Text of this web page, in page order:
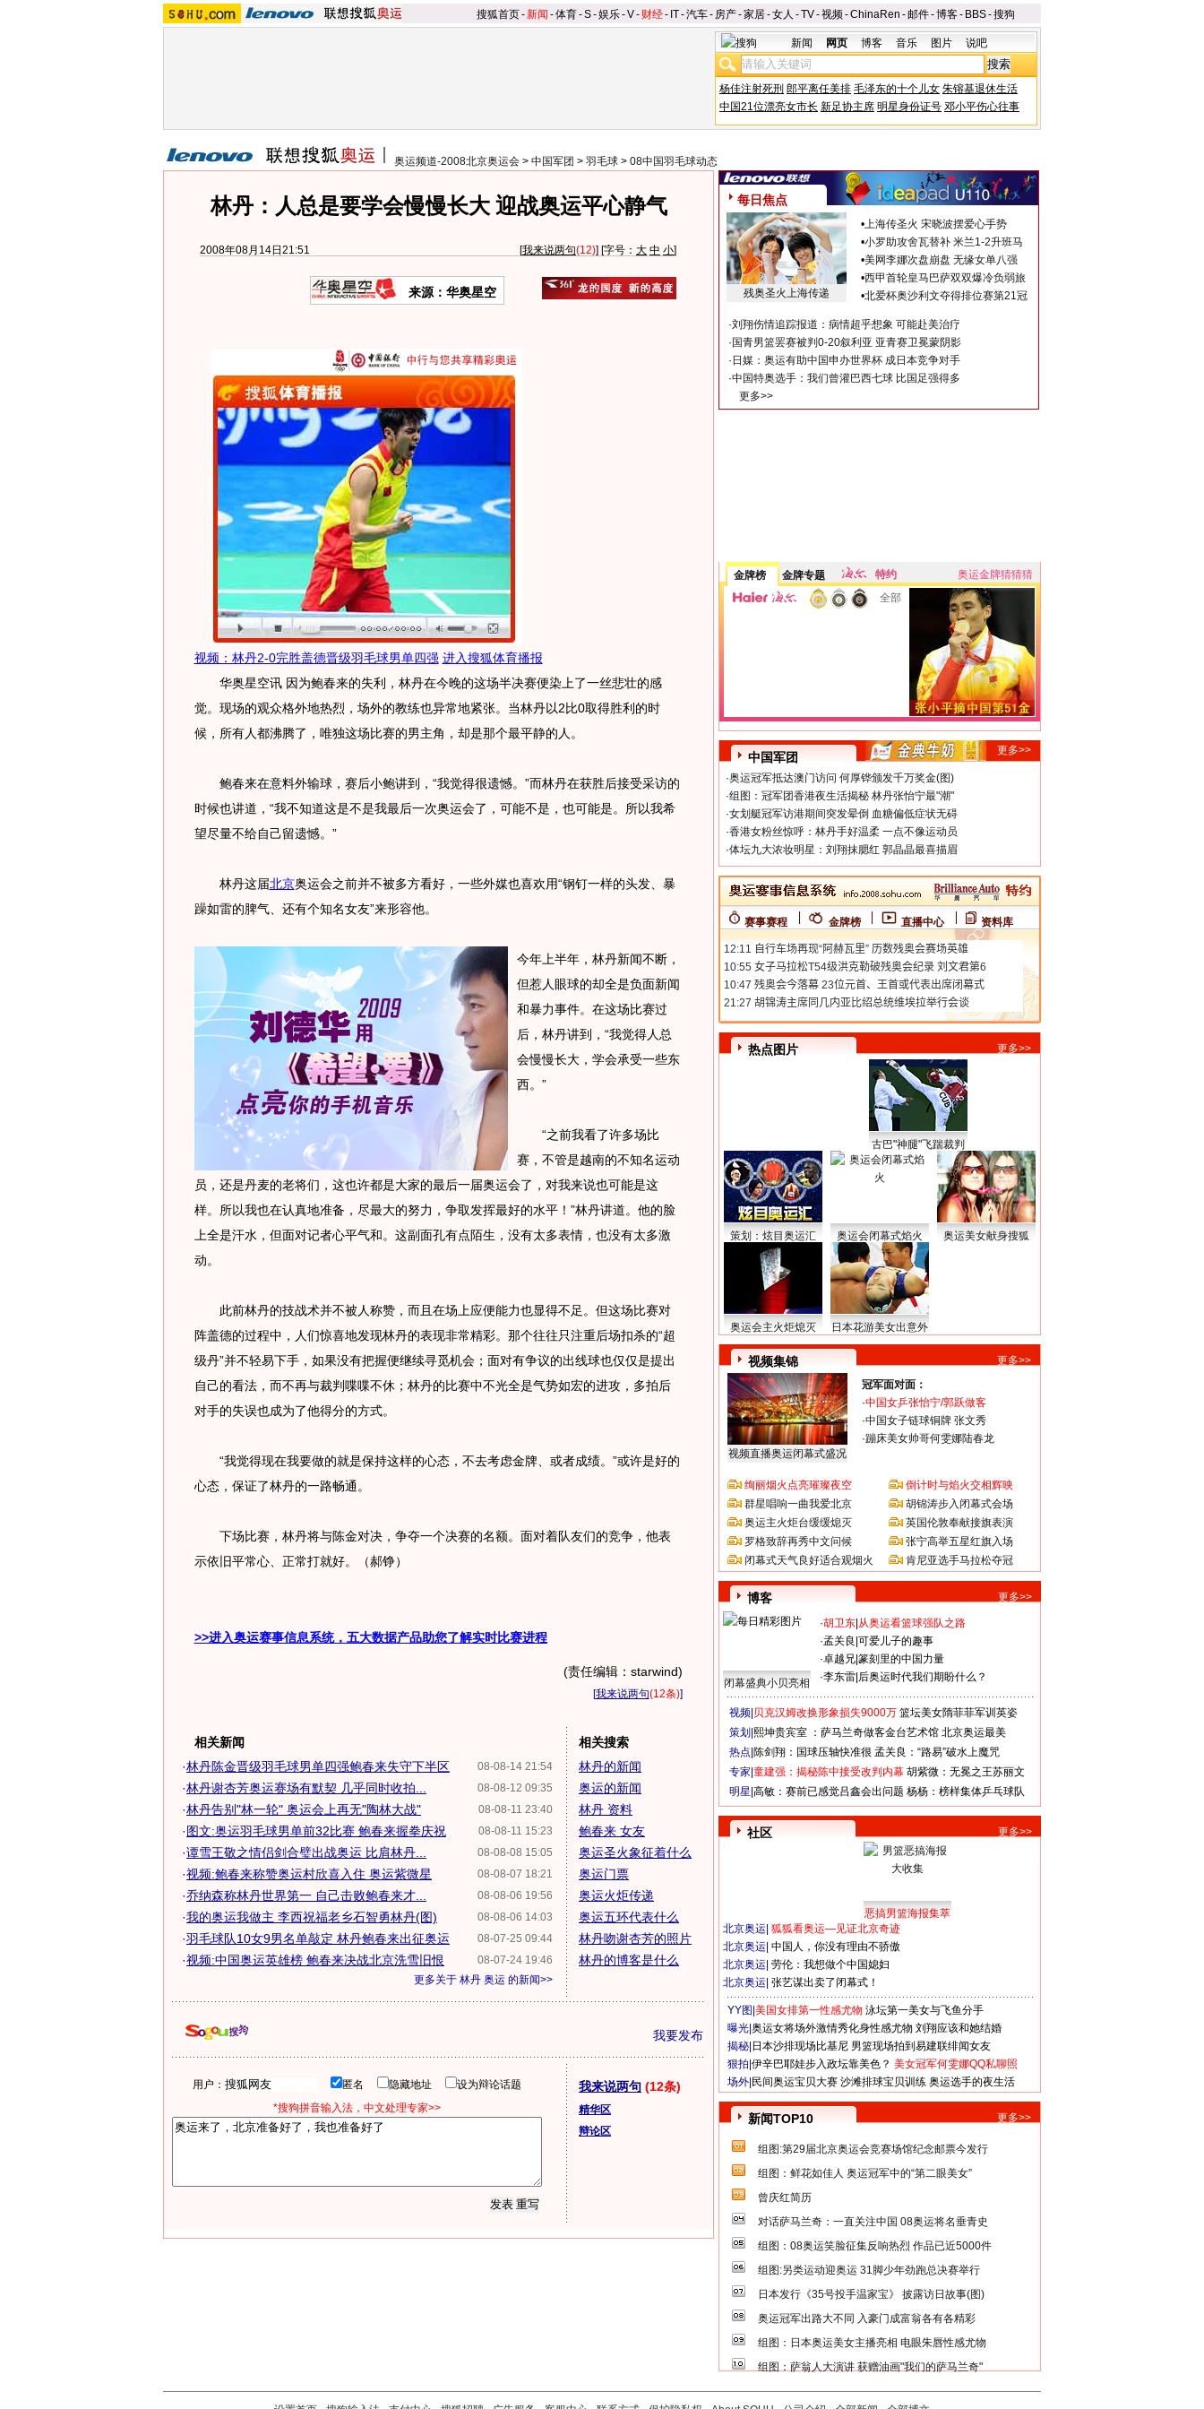
搜狐首页-新闻 -体育-S-娱乐-V- 财经- IT-汽车- 房产-家居-女人 -TV-视频-ChinaRen -邮件-博客- BBS-搜狗
新闻 网页 博客 音乐 图片 说吧
杨佳注射死刑 郎平离任美排 毛泽东的十个儿女 朱镕基退休生活
中国21位漂亮女市长 新足协主席 明星身份证号 邓小平伤心往事
奥运频道-2008北京奥运会 > 中国军团 > 羽毛球 > 08中国羽毛球动态
林丹：人总是要学会慢慢长大 迎战奥运平心静气
2008年08月14日21:51 [我来说两句(12)] [字号： 大 中 小]
来源：华奥星空
视频：林丹2-0完胜盖德晋级羽毛球男单四强 进入搜狐体育播报
华奥星空讯 因为鲍春来的失利，林丹在今晚的这场半决赛便染上了一丝悲壮的感
觉。现场的观众格外地热烈，场外的教练也异常地紧张。当林丹以2比0取得胜利的时
候，所有人都沸腾了，唯独这场比赛的男主角，却是那个最平静的人。
鲍春来在意料外输球，赛后小鲍讲到，“我觉得很遗憾。”而林丹在获胜后接受采访的
时候也讲道，“我不知道这是不是我最后一次奥运会了，可能不是，也可能是。所以我希
望尽量不给自己留遗憾。”
林丹这届北京奥运会之前并不被多方看好，一些外媒也喜欢用“钢钉一样的头发、暴
躁如雷的脾气、还有个知名女友”来形容他。
今年上半年，林丹新闻不断，
但惹人眼球的却全是负面新闻
和暴力事件。在这场比赛过
后，林丹讲到，“我觉得人总
会慢慢长大，学会承受一些东
西。”
“之前我看了许多场比
赛，不管是越南的不知名运动
员，还是丹麦的老将们，这也许都是大家的最后一届奥运会了，对我来说也可能是这
样。所以我也在认真地准备，尽最大的努力，争取发挥最好的水平！”林丹讲道。他的脸
上全是汗水，但面对记者心平气和。这副面孔有点陌生，没有太多表情，也没有太多激
动。
此前林丹的技战术并不被人称赞，而且在场上应便能力也显得不足。但这场比赛对
阵盖德的过程中，人们惊喜地发现林丹的表现非常精彩。那个往往只注重后场扣杀的“超
级丹”并不轻易下手，如果没有把握便继续寻觅机会；面对有争议的出线球也仅仅是提出
自己的看法，而不再与裁判喋喋不休；林丹的比赛中不光全是气势如宏的进攻，多拍后
对手的失误也成为了他得分的方式。
“我觉得现在我要做的就是保持这样的心态，不去考虑金牌、或者成绩。”或许是好的
心态，保证了林丹的一路畅通。
下场比赛，林丹将与陈金对决，争夺一个决赛的名额。面对着队友们的竞争，他表
示依旧平常心、正常打就好。（郝铮）
>>进入奥运赛事信息系统，五大数据产品助您了解实时比赛进程
(责任编辑：starwind)
[我来说两句(12条)]
相关新闻
08-08-14 21:54
·林丹陈金晋级羽毛球男单四强鲍春来失守下半区
08-08-12 09:35
·林丹谢杏芳奥运赛场有默契 几乎同时收拍...
08-08-11 23:40
·林丹告别"林一轮" 奥运会上再无"陶林大战"
08-08-11 15:23
·图文:奥运羽毛球男单前32比赛 鲍春来握拳庆祝
08-08-08 15:05
·谭雪王敬之情侣剑合璧出战奥运 比肩林丹...
08-08-07 18:21
·视频:鲍春来称赞奥运村欣喜入住 奥运紫微星
08-08-06 19:56
·乔纳森称林丹世界第一 自己击败鲍春来才...
08-08-06 14:03
·我的奥运我做主 李西祝福老乡石智勇林丹(图)
08-07-25 09:44
·羽毛球队10女9男名单敲定 林丹鲍春来出征奥运
08-07-24 19:46
·视频:中国奥运英雄榜 鲍春来决战北京洗雪旧恨
更多关于 林丹 奥运 的新闻>>
相关搜索
林丹的新闻
奥运的新闻
林丹 资料
鲍春来 女友
奥运圣火象征着什么
奥运门票
奥运火炬传递
奥运五环代表什么
林丹吻谢杏芳的照片
林丹的博客是什么
我要发布
用户： 匿名 隐藏地址
设为辩论话题
*搜狗拼音输入法，中文处理专家>>
我来说两句 (12条)
精华区
辩论区
每日焦点
残奥圣火上海传递
•上海传圣火 宋晓波摆爱心手势
•小罗助攻舍瓦替补 米兰1-2升班马
•美网李娜次盘崩盘 无缘女单八强
•西甲首轮皇马巴萨双双爆冷负弱旅
•北爱杯奥沙利文夺得排位赛第21冠
·刘翔伤情追踪报道：病情超乎想象 可能赴美治疗
· 国青男篮罢赛被判0-20叙利亚 亚青赛卫冕蒙阴影
· 日媒：奥运有助中国申办世界杯 成日本竞争对手
·中国特奥选手：我们曾灌巴西七球 比国足强得多
更多>>
金牌榜 金牌专题 特约
奥运金牌猜猜猜
全部
中国军团
更多>>
·奥运冠军抵达澳门访问 何厚铧颁发千万奖金(图)
·组图：冠军团香港夜生活揭秘 林丹张怡宁最"潮"
·女划艇冠军访港期间突发晕倒 血糖偏低症状无碍
·香港女粉丝惊呼：林丹手好温柔 一点不像运动员
·体坛九大浓妆明星：刘翔抹腮红 郭晶晶最喜描眉
赛事赛程 金牌榜 直播中心 资料库
热点图片 更多>>
古巴"神腿"飞踹裁判
策划：炫目奥运汇 奥运会闭幕式焰火 奥运美女献身搜狐
奥运会主火炬熄灭 日本花游美女出意外
视频集锦 更多>>
视频直播奥运闭幕式盛况
冠军面对面：
·中国女乒张怡宁/郭跃做客
·中国女子链球铜牌 张文秀
·蹦床美女帅哥何雯娜陆春龙
绚丽烟火点亮璀璨夜空
群星唱响一曲我爱北京
奥运主火炬台缓缓熄灭
罗格致辞再秀中文问候
闭幕式天气良好适合观烟火
倒计时与焰火交相辉映
胡锦涛步入闭幕式会场
英国伦敦奉献接旗表演
张宁高举五星红旗入场
肯尼亚选手马拉松夺冠
博客 更多>>
闭幕盛典小贝亮相
·胡卫东 从奥运看篮球强队之路
·孟关良 可爱儿子的趣事
·卓越兄 篆刻里的中国力量
·李东雷 后奥运时代我们期盼什么？
视频| 贝克汉姆改换形象损失9000万 篮坛美女隋菲菲军训英姿
策划| 熙坤贵宾室 ：萨马兰奇做客金台艺术馆 北京奥运最美
热点| 陈剑翔：国球压轴快准很 孟关良：“路易”破水上魔咒
专家| 童建强：揭秘陈中接受改判内幕 胡紫微：无冕之王苏丽文
明星| 高敏：赛前已感觉吕鑫会出问题 杨杨：榜样集体乒乓球队
社区 更多>>
恶搞男篮海报集萃
北京奥运 狐狐看奥运—见证北京奇迹
北京奥运 中国人，你没有理由不骄傲
北京奥运 劳伦：我想做个中国媳妇
北京奥运 张艺谋出卖了闭幕式！
YY图| 美国女排第一性感尤物 泳坛第一美女与飞鱼分手
曝光| 奥运女将场外激情秀化身性感尤物 刘翔应该和她结婚
揭秘| 日本沙排现场比基尼 男篮现场拍到易建联绯闻女友
狠拍| 伊辛巴耶娃步入政坛靠美色？ 美女冠军何雯娜QQ私聊照
场外| 民间奥运宝贝大赛 沙滩排球宝贝训练 奥运选手的夜生活
新闻TOP10 更多>>
组图:第29届北京奥运会竞赛场馆纪念邮票今发行
组图：鲜花如佳人 奥运冠军中的“第二眼美女”
曾庆红简历
对话萨马兰奇：一直关注中国 08奥运将名垂青史
组图：08奥运笑脸征集反响热烈 作品已近5000件
组图:另类运动迎奥运 31脚少年劲跑总决赛举行
日本发行《35号投手温家宝》 披露访日故事(图)
奥运冠军出路大不同 入豪门成富翁各有各精彩
组图：日本奥运美女主播亮相 电眼朱唇性感尤物
组图：萨翁人大演讲 获赠油画"我们的萨马兰奇"